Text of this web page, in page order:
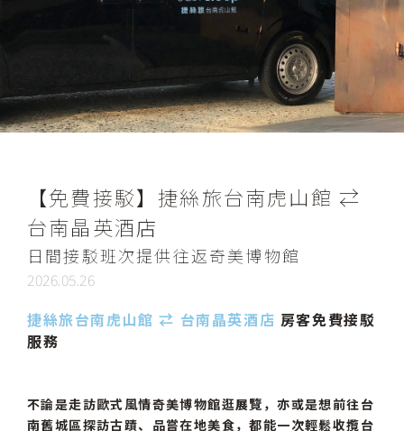
한
【免費接駁】捷絲旅台南虎山館 ⇄
台南晶英酒店
日間接駁班次提供往返奇美博物館
2026.05.26
捷絲旅台南虎山館 ⇄ 台南晶英酒店 房客免費接駁
服務
不論是走訪歐式風情奇美博物館逛展覽，亦或是想前往台
南舊城區探訪古蹟、品嘗在地美食，都能一次輕鬆收攬台